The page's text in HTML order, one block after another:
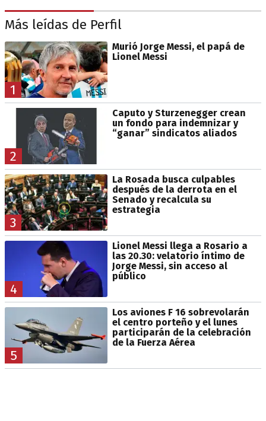
Más leídas de Perfil
1
Murió Jorge Messi, el papá de
Lionel Messi
2
Caputo y Sturzenegger crean
un fondo para indemnizar y
“ganar” sindicatos aliados
3
La Rosada busca culpables
después de la derrota en el
Senado y recalcula su
estrategia
4
Lionel Messi llega a Rosario a
las 20.30: velatorio íntimo de
Jorge Messi, sin acceso al
público
5
Los aviones F 16 sobrevolarán
el centro porteño y el lunes
participarán de la celebración
de la Fuerza Aérea